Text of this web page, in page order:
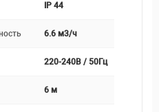
IP 44
6.6 м3/ч
220-240В / 50Гц
6 м